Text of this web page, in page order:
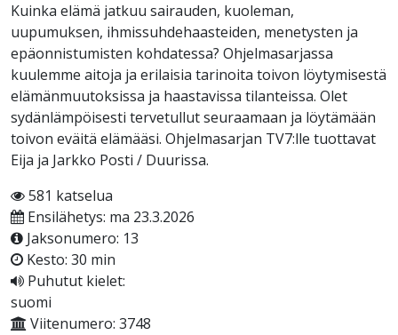
Kuinka elämä jatkuu sairauden, kuoleman,
uupumuksen, ihmissuhdehaasteiden, menetysten ja
epäonnistumisten kohdatessa? Ohjelmasarjassa
kuulemme aitoja ja erilaisia tarinoita toivon löytymisestä
elämänmuutoksissa ja haastavissa tilanteissa. Olet
sydänlämpöisesti tervetullut seuraamaan ja löytämään
toivon eväitä elämääsi. Ohjelmasarjan TV7:lle tuottavat
Eija ja Jarkko Posti / Duurissa.
581 katselua
Ensilähetys: ma 23.3.2026
Jaksonumero: 13
Kesto: 30 min
Puhutut kielet:
suomi
Viitenumero: 3748